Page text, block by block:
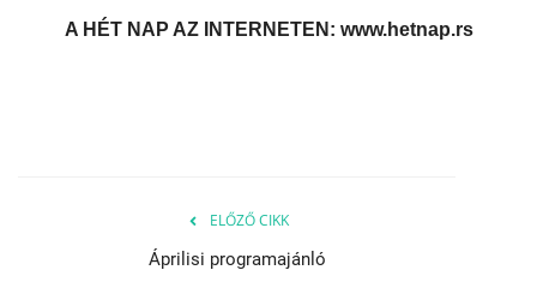
A HÉT NAP AZ INTERNETEN: www.hetnap.rs
ELŐZŐ CIKK
Áprilisi programajánló